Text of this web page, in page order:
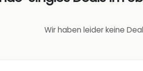
Wir haben leider keine